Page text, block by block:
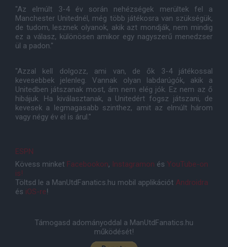
"Az elmúlt 3-4 év során nehézségek merültek fel a
Manchester Unitednél, még több játékosra van szükségük,
de tudom, lesznek olyanok, akik azt mondják, nem mindig
ez a válasz, különösen amikor egy nagyszerű menedzser
ül a padon."
"Azzal kell dolgozz, ami van, de ők 3-4 játékossal
kevesebbek jelenleg. Vannak olyan labdarúgók, akik a
Unitedben játszanak most, ám nem elég jók. Ez nem az ő
hibájuk. Ha kiválasztanak, a Unitedért fogsz játszani, de
kevesek a legmagasabb szinthez, amit az elmúlt három
vagy négy év el is árul."
ESPN
Kövess minket Facebookon, Instagramon és YouTube-on
is!
Töltsd le a ManUtdFanatics.hu mobil applikációt Androidra
és iOS-re!
Támogasd adományoddal a ManUtdFanatics.hu
működését!